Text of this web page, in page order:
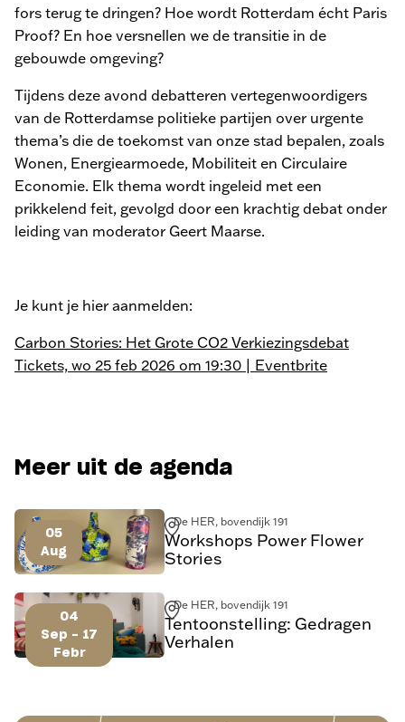
fors terug te dringen? Hoe wordt Rotterdam écht Paris
Proof? En hoe versnellen we de transitie in de
gebouwde omgeving?
Tijdens deze avond debatteren vertegenwoordigers
van de Rotterdamse politieke partijen over urgente
thema’s die de toekomst van onze stad bepalen, zoals
Wonen, Energiearmoede, Mobiliteit en Circulaire
Economie. Elk thema wordt ingeleid met een
prikkelend feit, gevolgd door een krachtig debat onder
leiding van moderator Geert Maarse.
Je kunt je hier aanmelden:
Carbon Stories: Het Grote CO2 Verkiezingsdebat
Tickets, wo 25 feb 2026 om 19:30 | Eventbrite
Meer uit de agenda
05
Aug
De HER, bovendijk 191
Workshops Power Flower
Stories
04
Sep - 17
Febr
De HER, bovendijk 191
Tentoonstelling: Gedragen
Verhalen